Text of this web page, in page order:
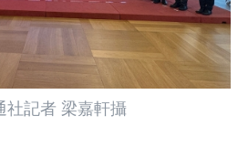
社記者 梁嘉軒攝